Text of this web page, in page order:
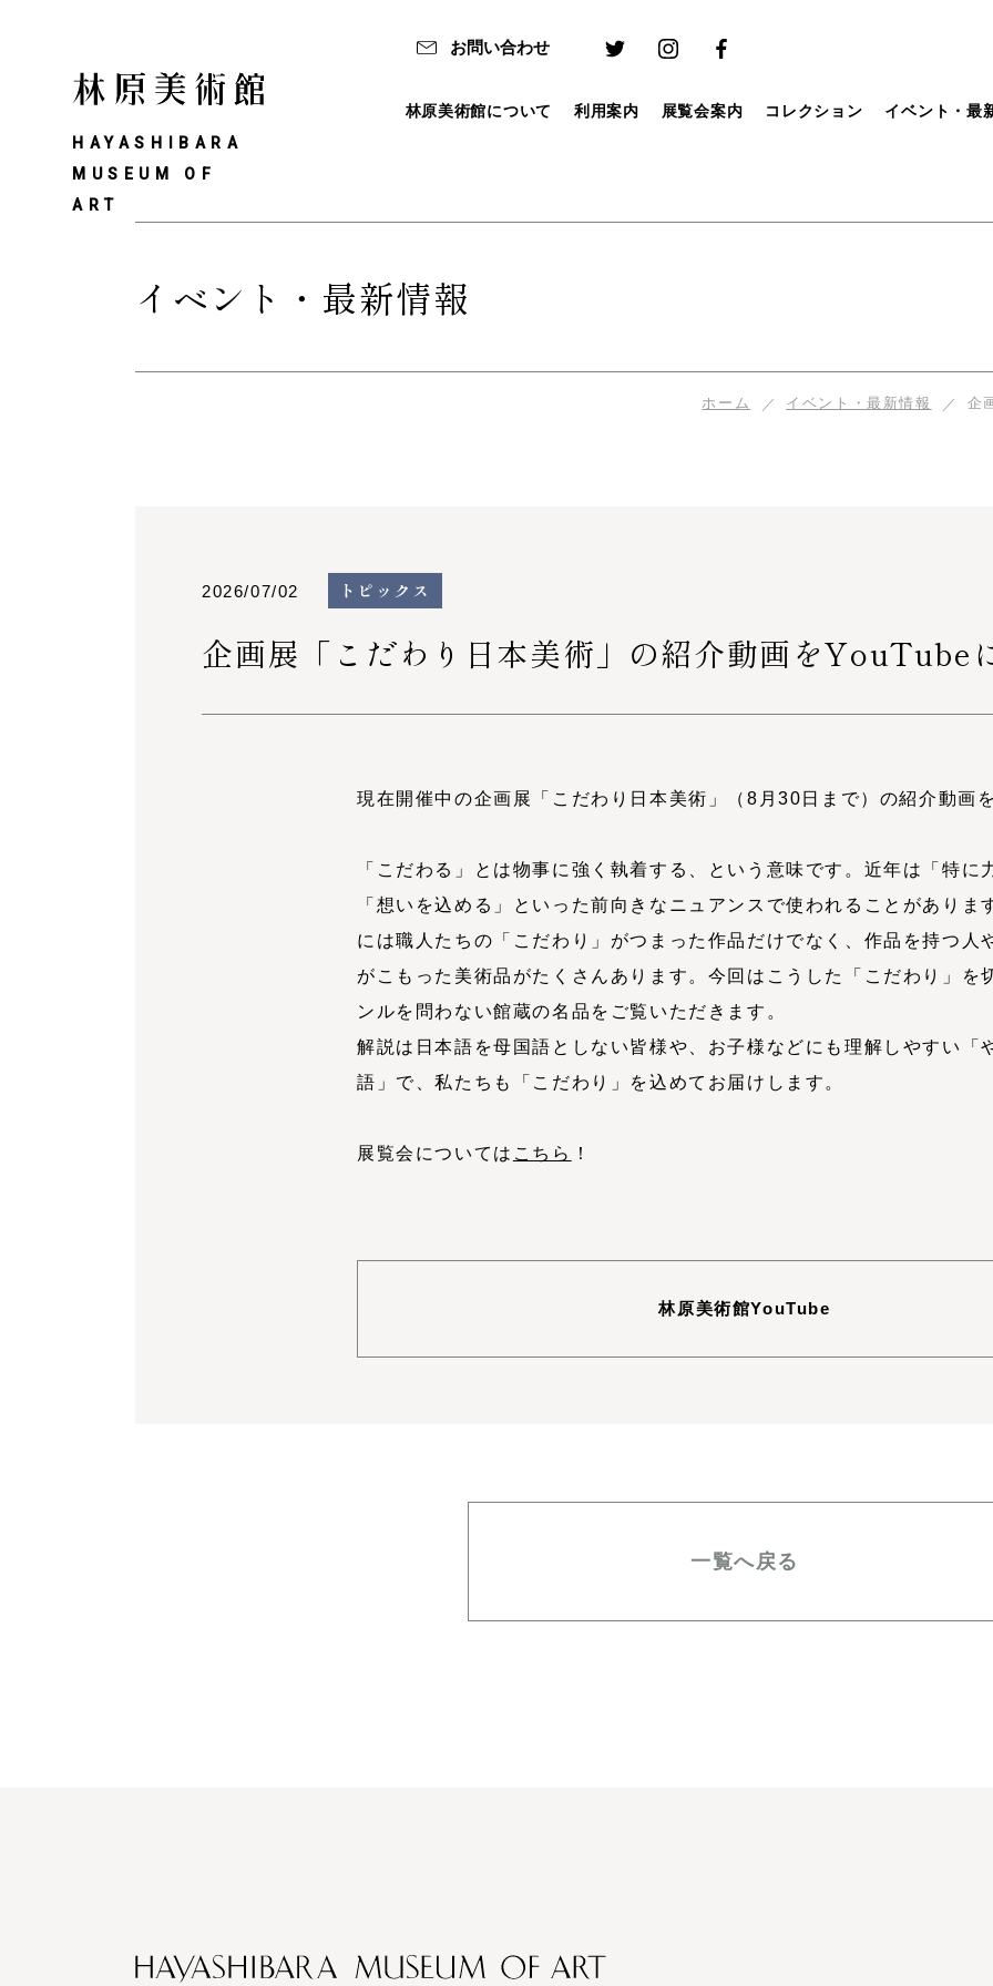
HAYASHIBARA
MUSEUM OF
ART
お問い合わせ
林原美術館について 利用案内 展覧会案内 コレクション イベント・最
イベント・最新情報
ホーム イベント・最新情報 企
2026/07/02 トピックス
企画展「こだわり日本美術」の紹介動画をYouTube
現在開催中の企画展「こだわり日本美術」（ 8 月30 日まで）の紹介動画
「こだわる」とは物事に強く執着する、という意味です。近年は「特に
「想いを込める」といった前向きなニュアンスで使われることがありま
には職人たちの「こだわり」がつまった作品だけでなく、作品を持つ人
がこもった美術品がたくさんあります。今回はこうした「こだわり」を
ンルを問わない館蔵の名品をご覧いただきます。
解説は日本語を母国語としない皆様や、お子様などにも理解しやすい「
語」で、私たちも「こだわり」を込めてお届けします。
展覧会については こちら ！
林原美術館YouTube
一覧へ戻る